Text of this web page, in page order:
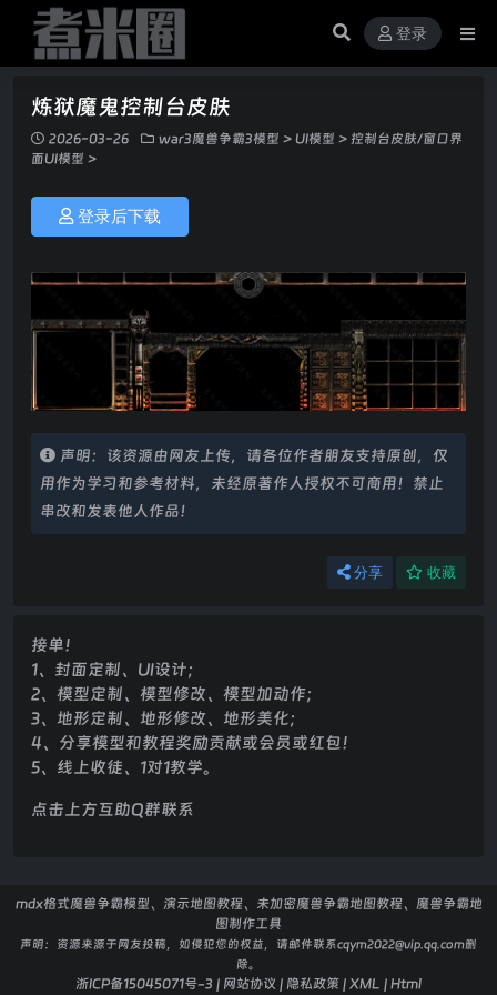
登录
炼狱魔鬼控制台皮肤
2026-03-26 war3魔兽争霸3模型 > UI模型 > 控制台皮肤/窗口界
面UI模型 >
登录后下载
声明：该资源由网友上传，请各位作者朋友支持原创，仅
用作为学习和参考材料，未经原著作人授权不可商用！禁止
串改和发表他人作品！
分享 收藏
接单！
1、封面定制、UI设计；
2、模型定制、模型修改、模型加动作；
3、地形定制、地形修改、地形美化；
4、分享模型和教程奖励贡献或会员或红包！
5、线上收徒、1对1教学。
点击上方互助Q群联系
mdx格式魔兽争霸模型、演示地图教程、未加密魔兽争霸地图教程、魔兽争霸地
图制作工具
声明： 资源来源于网友投稿，如侵犯您的权益，请邮件联系cqym2022@vip.qq.com删
除。
浙ICP备15045071号-3 | 网站协议 | 隐私政策 | XML | Html